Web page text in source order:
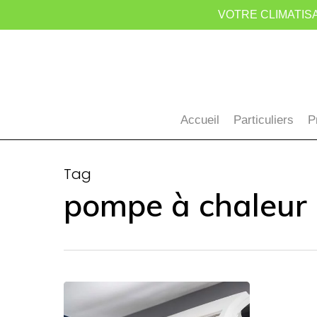
to
VOTRE
Accueil Particuliers
Tag
pompe à chaleur